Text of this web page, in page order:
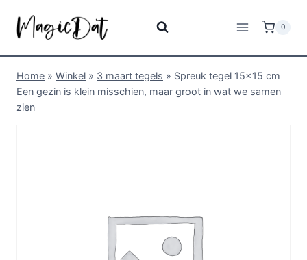
0
Home » Winkel » 3 maart tegels » Spreuk tegel 15×15 cm
Een gezin is klein misschien, maar groot in wat we samen
zien